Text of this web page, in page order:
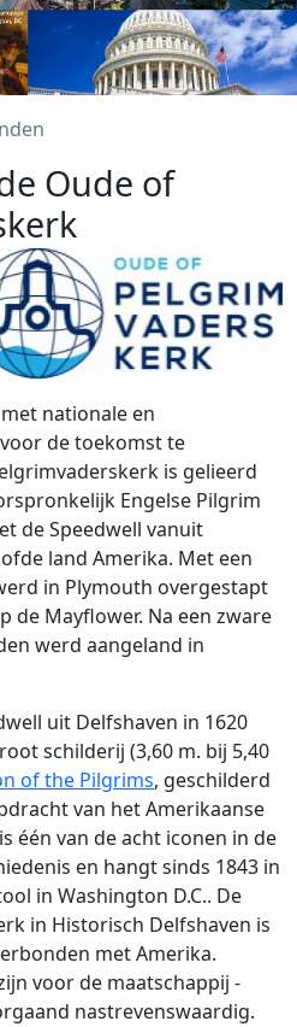
Oude of
nationale en
de toekomst te
is gelieerd
Engelse Pilgrim
de Speedwell vanuit
land Amerika. Met een
in Plymouth overgestapt
de Mayflower. Na een zware
werd aangeland in
uit Delfshaven in 1620
schilderij (3,60 m. bij 5,40
of the Pilgrims, geschilderd
van het Amerikaanse
één van de acht iconen in de
en hangt sinds 1843 in
in Washington D.C.. De
in Historisch Delfshaven is
met Amerika.
voor de maatschappij -
nastrevenswaardig.